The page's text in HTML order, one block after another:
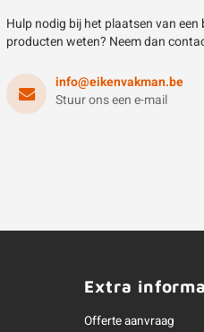
Hulp nodig bij het plaatsen van
producten weten? Neem dan
info@eikenvakman.be
Stuur ons een e-mail
Extra
Offerte aanvraag